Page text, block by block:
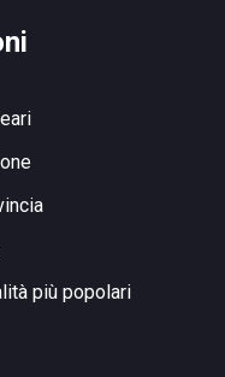
più popolari